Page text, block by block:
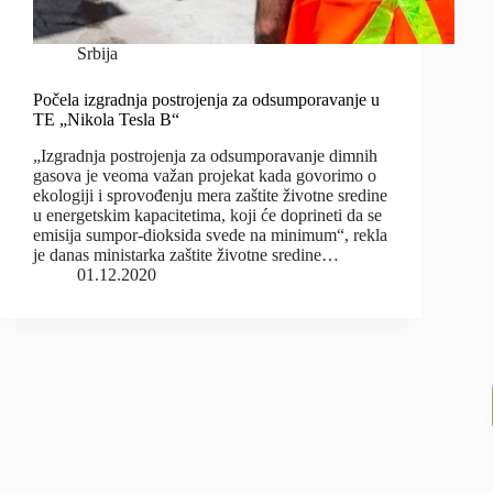
Srbija
Počela izgradnja postrojenja za odsumporavanje u
TE „Nikola Tesla B“
„Izgradnja postrojenja za odsumporavanje dimnih
gasova je veoma važan projekat kada govorimo o
ekologiji i sprovođenju mera zaštite životne sredine
u energetskim kapacitetima, koji će doprineti da se
emisija sumpor-dioksida svede na minimum“, rekla
je danas ministarka zaštite životne sredine…
01.12.2020